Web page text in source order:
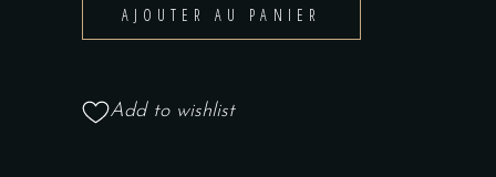
AJOUTER AU PANIER
Add to wishlist